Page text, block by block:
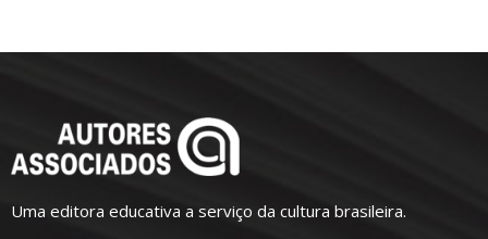
Uma editora educativa a serviço da cultura brasileira.